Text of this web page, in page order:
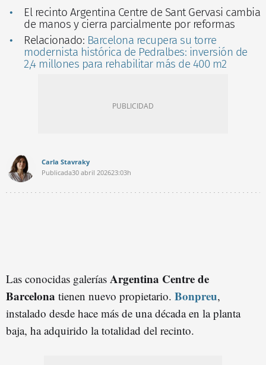
El recinto Argentina Centre de Sant Gervasi cambia
de manos y cierra parcialmente por reformas
Relacionado: Barcelona recupera su torre
modernista histórica de Pedralbes: inversión de
2,4 millones para rehabilitar más de 400 m2
Carla Stavraky
Publicada30 abril 202623:03h
Las conocidas galerías Argentina Centre de
Barcelona tienen nuevo propietario. Bonpreu,
instalado desde hace más de una década en la planta
baja, ha adquirido la totalidad del recinto.